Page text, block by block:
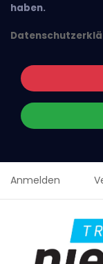
haben.
Anmelden